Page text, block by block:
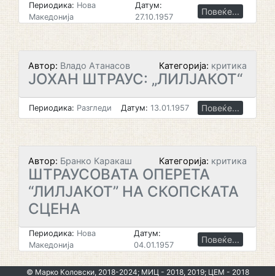
Периодика: Нова
Македонија
Датум:
27.10.1957
Повеќе...
Автор: Владо Атанасов Категорија: критика
ЈОХАН ШТРАУС: „ЛИЛЈАКОТ“
Периодика: Разгледи Датум: 13.01.1957 Повеќе...
Автор: Бранко Каракаш Категорија: критика
ШТРАУСОВАТА ОПЕРЕТА
“ЛИЛЈАКОТ” НА СКОПСКАТА
СЦЕНА
Периодика: Нова
Македонија
Датум:
04.01.1957
Повеќе...
© Марко Коловски, 2018-2024; МИЦ - 2018, 2019; ЦЕМ - 2018